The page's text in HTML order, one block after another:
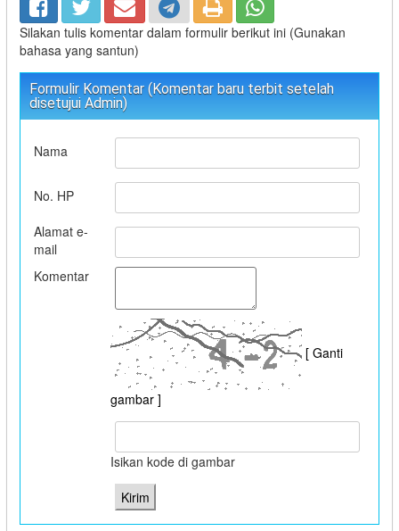
Silakan tulis komentar dalam formulir berikut ini (Gunakan
bahasa yang santun)
Formulir Komentar (Komentar baru terbit setelah
disetujui Admin)
Nama
No. HP
Alamat e-
mail
Komentar
[ Ganti
gambar ]
Isikan kode di gambar